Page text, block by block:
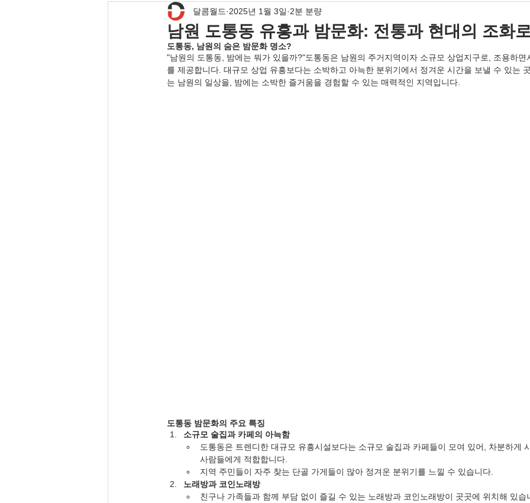
남원 도통동 유흥과 밤문화: 전통과 현대의 조화
달콤월드 2025년 1월 3일 2분 분량
도통동, 남원의 숨은 밤문화 명소?
"남원의 도통동, 밤에는 뭐가 있을까?"도통동은 남원의 주거지역이자 소규모 상업지구로, 조용하면
를 제공합니다. 대규모 상업 유흥보다는 소박하고 아늑한 분위기에서 정겨운 시간을 보낼 수 있는
는 남원의 일상을, 밤에는 소박한 즐거움을 경험할 수 있는 매력적인 지역입니다.
도통동 밤문화의 주요 특징
소규모 술집과 카페의 아늑함
도통동은 트렌디한 대규모 유흥시설보다는 소규모 술집과 카페들이 모여 있어, 차분하게
사람들에게 적합합니다.
지역 주민들이 자주 찾는 단골 가게들이 많아 정겨운 분위기를 느낄 수 있습니다.
노래방과 코인노래방
친구나 가족들과 함께 부담 없이 즐길 수 있는 노래방과 코인노래방이 곳곳에 위치해 있습